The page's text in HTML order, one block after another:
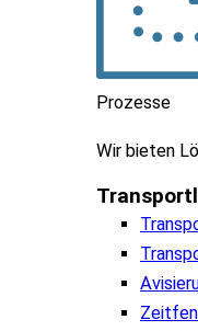
Prozesse
Wir bieten